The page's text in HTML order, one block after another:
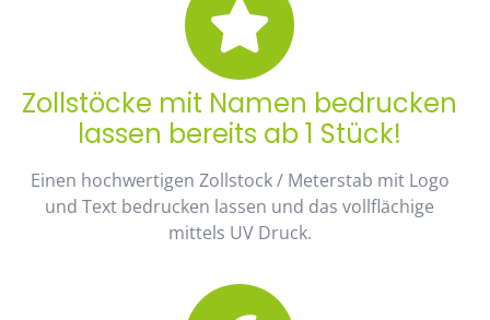
Zollstöcke mit Namen bedrucken
lassen bereits ab 1 Stück!
Einen hochwertigen Zollstock / Meterstab mit Logo
und Text bedrucken lassen und das vollflächige
mittels UV Druck.